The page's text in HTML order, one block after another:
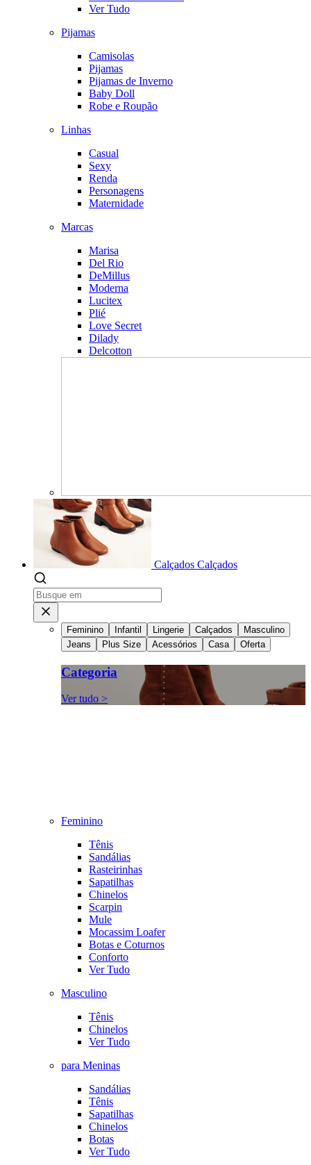
Ver Tudo
Pijamas
Camisolas
Pijamas
Pijamas de Inverno
Baby Doll
Robe e Roupão
Linhas
Casual
Sexy
Renda
Personagens
Maternidade
Marcas
Marisa
Del Rio
DeMillus
Moderna
Lucitex
Plié
Love Secret
Dilady
Delcotton
Calçados Calçados
Feminino Infantil Lingerie Calçados
Masculino
Jeans
Plus Size Acessórios Casa Oferta
Categoria
Ver tudo >
Feminino
Tênis
Sandálias
Rasteirinhas
Sapatilhas
Chinelos
Scarpin
Mule
Mocassim Loafer
Botas e Coturnos
Conforto
Ver Tudo
Masculino
Tênis
Chinelos
Ver Tudo
para Meninas
Sandálias
Tênis
Sapatilhas
Chinelos
Botas
Ver Tudo